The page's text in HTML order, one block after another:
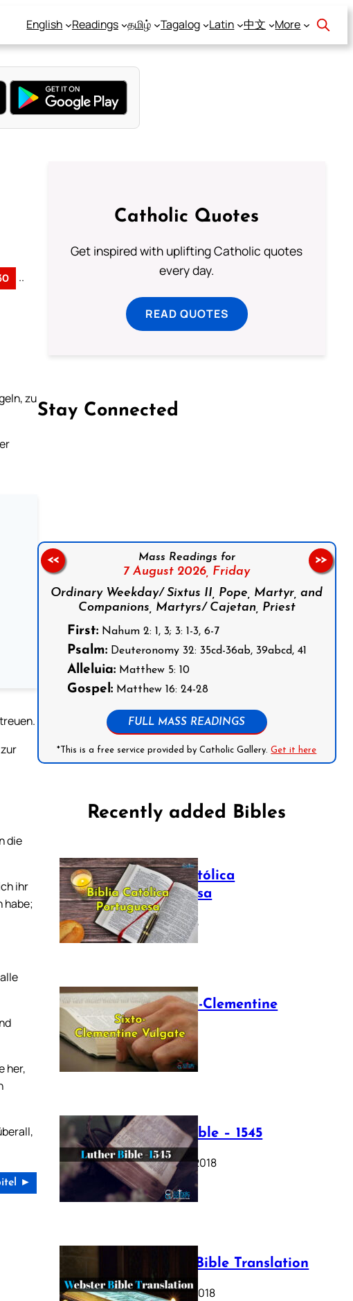
English Readings தமிழ் Tagalog Latin 中文 More
..
zu
die
ihr
habe;
her,
►
Catholic Quotes
Get inspired with uplifting Catholic quotes
every day.
READ QUOTES
Stay Connected
Mass Readings for
7 August 2026, Friday
Ordinary Weekday/ Sixtus II, Pope, Martyr, and
Companions, Martyrs/ Cajetan, Priest
First:Nahum 2: 1, 3; 3: 1-3, 6-7
Psalm:Deuteronomy 32: 35cd-36ab, 39abcd, 41
Alleluia:Matthew 5: 10
Gospel:Matthew 16: 24-28
FULL MASS READINGS
*This is a free service provided by Catholic Gallery.Get it here
<< >>
Recently added Bibles
Bíblia Católica
Portuguesa
July 16, 2025
The Sixto-Clementine
Vulgate
July 12, 2025
Luther Bible – 1545
October 17, 2018
Webster Bible Translation
October 11, 2018